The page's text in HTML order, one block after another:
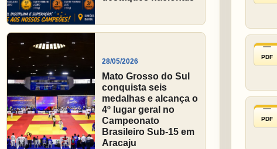
28/05/2026
Mato Grosso do Sul
conquista seis
medalhas e alcança o
4º lugar geral no
Campeonato
Brasileiro Sub-15 em
Aracaju
PDF
PDF